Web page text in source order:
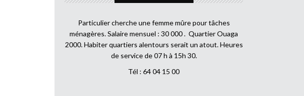
Particulier cherche une femme mûre pour tâches
ménagères. Salaire mensuel : 30 000 . Quartier Ouaga
2000. Habiter quartiers alentours serait un atout. Heures
de service de 07 h à 15h 30.
Tél : 64 04 15 00